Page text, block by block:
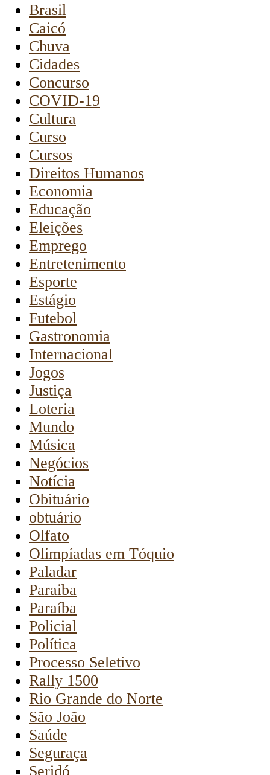
Brasil
Caicó
Chuva
Cidades
Concurso
COVID-19
Cultura
Curso
Cursos
Direitos Humanos
Economia
Educação
Eleições
Emprego
Entretenimento
Esporte
Estágio
Futebol
Gastronomia
Internacional
Jogos
Justiça
Loteria
Mundo
Música
Negócios
Notícia
Obituário
obtuário
Olfato
Olimpíadas em Tóquio
Paladar
Paraiba
Paraíba
Policial
Política
Processo Seletivo
Rally 1500
Rio Grande do Norte
São João
Saúde
Seguraça
Seridó